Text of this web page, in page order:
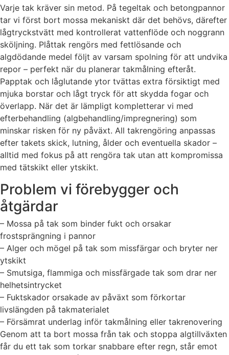
Varje tak kräver sin metod. På tegeltak och betongpannor
tar vi först bort mossa mekaniskt där det behövs, därefter
lågtryckstvätt med kontrollerat vattenflöde och noggrann
sköljning. Plåttak rengörs med fettlösande och
algdödande medel följt av varsam spolning för att undvika
repor – perfekt när du planerar takmålning efteråt.
Papptak och låglutande ytor tvättas extra försiktigt med
mjuka borstar och lågt tryck för att skydda fogar och
överlapp. När det är lämpligt kompletterar vi med
efterbehandling (algbehandling/impregnering) som
minskar risken för ny påväxt. All takrengöring anpassas
efter takets skick, lutning, ålder och eventuella skador –
alltid med fokus på att rengöra tak utan att kompromissa
med tätskikt eller ytskikt.
Problem vi förebygger och
åtgärdar
– Mossa på tak som binder fukt och orsakar
frostsprängning i pannor
– Alger och mögel på tak som missfärgar och bryter ner
ytskikt
– Smutsiga, flammiga och missfärgade tak som drar ner
helhetsintrycket
– Fuktskador orsakade av påväxt som förkortar
livslängden på takmaterialet
– Försämrat underlag inför takmålning eller takrenovering
Genom att ta bort mossa från tak och stoppa algtillväxten
får du ett tak som torkar snabbare efter regn, står emot